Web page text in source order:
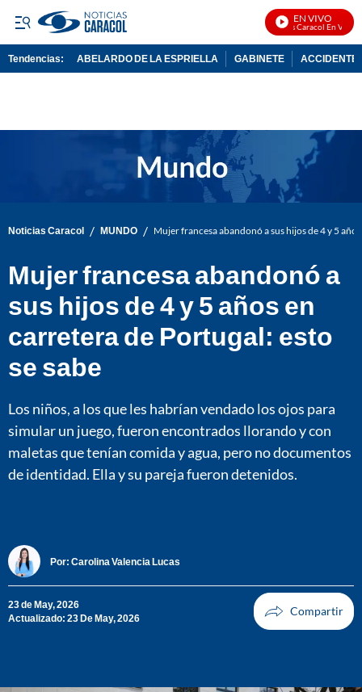
EN VIVO
Noticias Caracol En Vivo
Tendencias: ABELARDO DE LA ESPRIELLA GABINETE ACCIDENTE
Noticias Caracol / MUNDO / Mujer francesa abandonó a sus hijos de 4 y 5
Mujer francesa abandonó a
sus hijos de 4 y 5 años en
carretera de Portugal: esto
se sabe
Los niños, a los que les habrían vendado los ojos para
simular un juego, fueron encontrados llorando y con
maletas que tenían comida y agua, pero no documentos
de identidad. Ella y su pareja fueron detenidos.
Por: Carolina Valencia Lucas
23 de May, 2026
Actualizado: 23 De May, 2026